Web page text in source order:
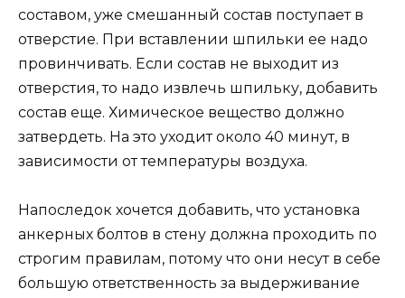
составом, уже смешанный состав поступает в
отверстие. При вставлении шпильки ее надо
провинчивать. Если состав не выходит из
отверстия, то надо извлечь шпильку, добавить
состав еще. Химическое вещество должно
затвердеть. На это уходит около 40 минут, в
зависимости от температуры воздуха.
Напоследок хочется добавить, что установка
анкерных болтов в стену должна проходить по
строгим правилам, потому что они несут в себе
большую ответственность за выдерживание